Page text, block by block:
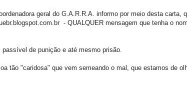
geral do G.A.R.R.A. informo por meio desta
- QUALQUER mensagem que tenha o
passível de punição e até mesmo prisão.
tão "caridosa" que vem semeando o mal, que estamos de